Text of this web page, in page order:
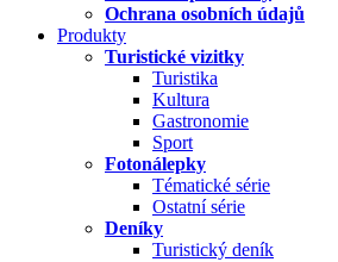
Ochrana osobních údajů
Produkty
Turistické vizitky
Turistika
Kultura
Gastronomie
Sport
Fotonálepky
Tématické série
Ostatní série
Deníky
Turistický deník